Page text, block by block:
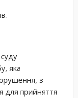
яка
з
для прийняття